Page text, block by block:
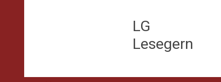
LG
Lesegern